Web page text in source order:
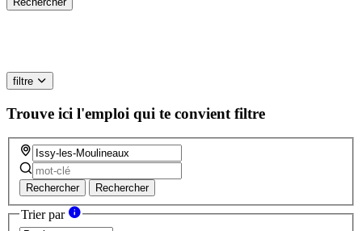
filtre
Trouve ici l'emploi qui te convient filtre
Rechercher Rechercher
Trier par